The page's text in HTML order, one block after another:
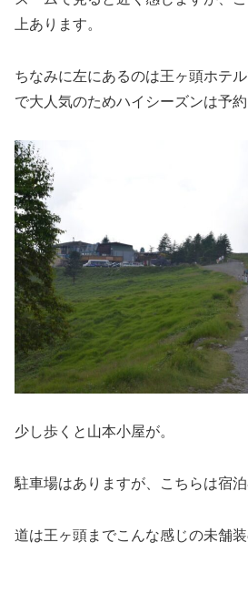
上あります。
ちなみに左にあるのは王ヶ頭ホテ
で大人気のためハイシーズンは予約
少し歩くと山本小屋が。
駐車場はありますが、こちらは宿泊
道は王ヶ頭までこんな感じの未舗装